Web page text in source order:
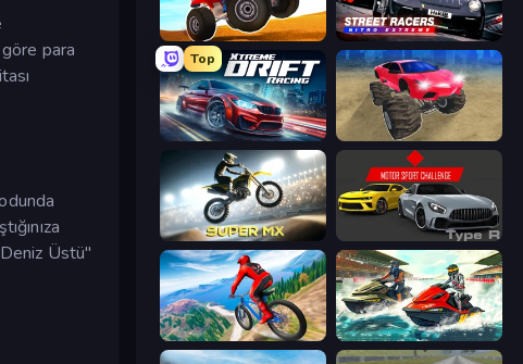
göre para
Üstü"
ATV Ultimate Offroad Street Racers Nitro Extreme
Top
Xtreme DRIFT Racing
Super MX - Last Season Motor Sport Challenge Type R
Riders Downhill Racing Jetski Race